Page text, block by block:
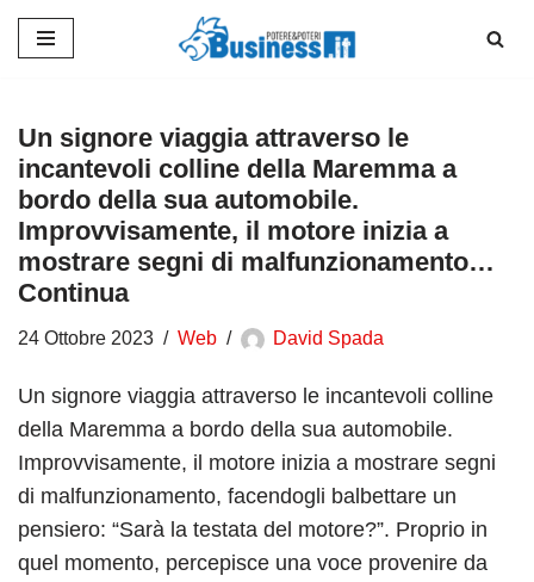
contenuto
Un signore viaggia attraverso le
incantevoli colline della Maremma a
bordo della sua automobile.
Improvvisamente, il motore inizia a
mostrare segni di malfunzionamento…
Continua
24 Ottobre 2023 Web David Spada
Un signore viaggia attraverso le incantevoli colline
della Maremma a bordo della sua automobile.
Improvvisamente, il motore inizia a mostrare segni
di malfunzionamento, facendogli balbettare un
pensiero: “Sarà la testata del motore?”. Proprio in
quel momento, percepisce una voce provenire da